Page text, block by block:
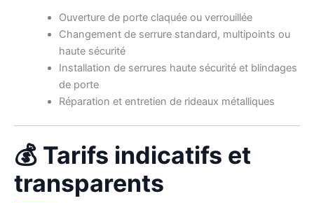
Ouverture de porte claquée ou verrouillée
Changement de serrure standard, multipoints ou
haute sécurité
Installation de serrures haute sécurité et blindages
de porte
Réparation et entretien de rideaux métalliques
💰 Tarifs indicatifs et
transparents